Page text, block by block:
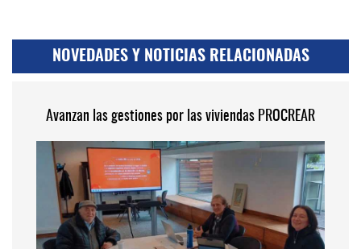
NOVEDADES Y NOTICIAS RELACIONADAS
Avanzan las gestiones por las viviendas PROCREAR